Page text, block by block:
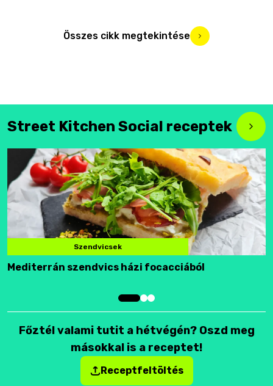
Összes cikk megtekintése
Street Kitchen Social receptek
Szendvicsek
Mediterrán szendvics házi focacciából
Főztél valami tutit a hétvégén? Oszd meg
másokkal is a receptet!
Receptfeltöltés